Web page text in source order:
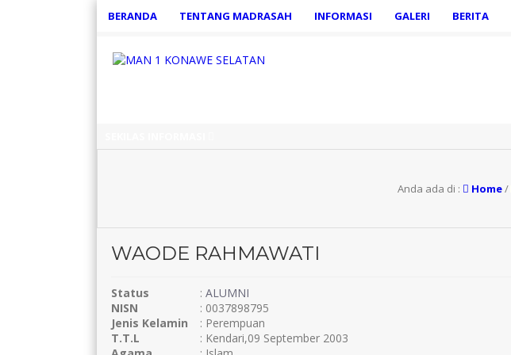
BERANDA TENTANG MADRASAH INFORMASI GALERI BERITA
Anda ada di : Home/
WAODE RAHMAWATI
Status : ALUMNI
NISN
: 0037898795
Jenis Kelamin
: Perempuan
T.T.L
: Kendari,09 September 2003